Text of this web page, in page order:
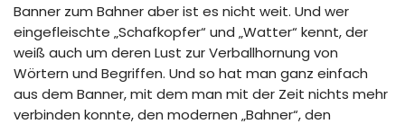
Banner zum Bahner aber ist es nicht weit. Und wer
eingefleischte „Schafkopfer“ und „Watter“ kennt, der
weiß auch um deren Lust zur Verballhornung von
Wörtern und Begriffen. Und so hat man ganz einfach
aus dem Banner, mit dem man mit der Zeit nichts mehr
verbinden konnte, den modernen „Bahner“, den